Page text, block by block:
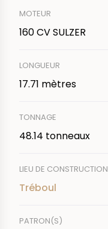
MOTEUR
160 CV SULZER
LONGUEUR
17.71 mètres
TONNAGE
48.14 tonneaux
LIEU DE CONSTRUCTION
Tréboul
PATRON(S)